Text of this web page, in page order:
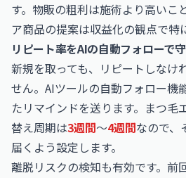
す。物販の粗利は施術より高いこ
ア商品の提案は収益化の観点で特
リピート率をAIの自動フォローで
新規を取っても、リピートしなけ
せん。AIツールの自動フォロー機
たリマインドを送ります。まつ毛
替え周期は3週間〜4週間なので、
届くよう設定します。
離脱リスクの検知も有効です。前